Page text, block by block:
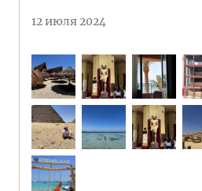
12 июля 2024